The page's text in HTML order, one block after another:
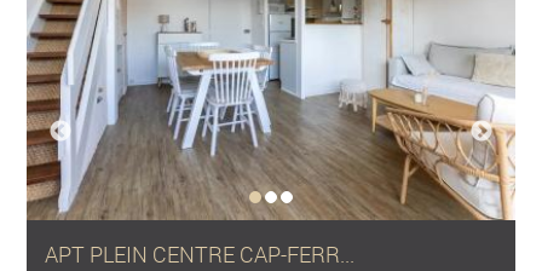
APT PLEIN CENTRE CAP-FERR...